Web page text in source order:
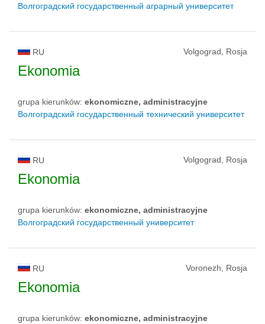
Волгоградский государственный аграрный университет
RU Volgograd, Rosja
Ekonomia
grupa kierunków: ekonomiczne, administracyjne
Волгоградский государственный технический университет
RU Volgograd, Rosja
Ekonomia
grupa kierunków: ekonomiczne, administracyjne
Волгоградский государственный университет
RU Voronezh, Rosja
Ekonomia
grupa kierunków: ekonomiczne, administracyjne